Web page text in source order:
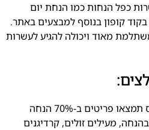
כפל הנחות כמו הנחת יום
קופון בנוסף למבצעים באתר.
מאוד ויכולה להגיע לעשרות
- בעמוד הסייל של אסוס תמצאו פריטים ב-70% הנחה
מעילים זולים, קרדיגנים